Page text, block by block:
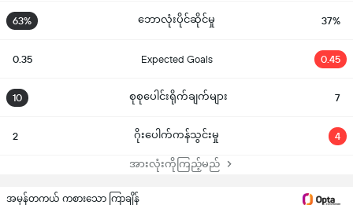
63% ဘောလုံးပိုင်ဆိုင်မှု 37%
0.35 Expected Goals 0.45
10 စုစုပေါင်းရိုက်ချက်များ 7
2 ဂိုးပေါက်ကန်သွင်းမှု 4
အားလုံးကိုကြည့်မည်
အမှန်တကယ် ကစားသော ကြာချိန်